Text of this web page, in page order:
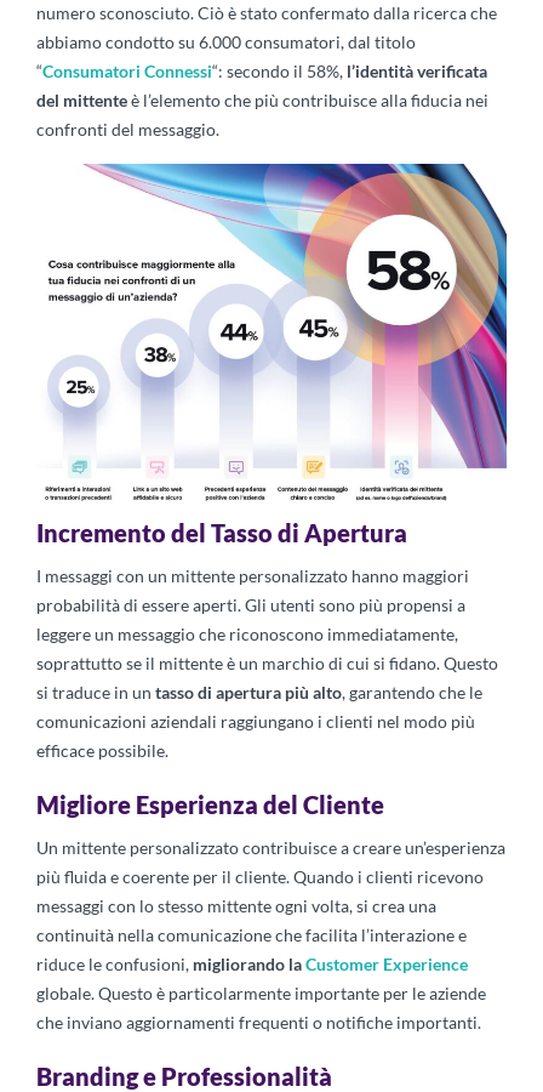
numero sconosciuto. Ciò è stato confermato dalla ricerca che
abbiamo condotto su 6.000 consumatori, dal titolo
“Consumatori Connessi“: secondo il 58%, l’identità verificata
del mittenteè l’elemento che più contribuisce alla fiducia nei
confronti del messaggio.
Incremento del Tasso di Apertura
I messaggi con un mittente personalizzato hanno maggiori
probabilità di essere aperti. Gli utenti sono più propensi a
leggere un messaggio che riconoscono immediatamente,
soprattutto se il mittente è un marchio di cui si fidano. Questo
si traduce in un tasso di apertura più alto, garantendo che le
comunicazioni aziendali raggiungano i clienti nel modo più
efficace possibile.
Migliore Esperienza del Cliente
Un mittente personalizzato contribuisce a creare un’esperienza
più fluida e coerente per il cliente. Quando i clienti ricevono
messaggi con lo stesso mittente ogni volta, si crea una
continuità nella comunicazione che facilita l’interazione e
riduce le confusioni, migliorando laCustomer Experience
globale. Questo è particolarmente importante per le aziende
che inviano aggiornamenti frequenti o notifiche importanti.
Branding e Professionalità